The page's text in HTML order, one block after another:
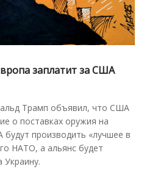
заплатит за США
Трамп объявил, что США
о поставках оружия на
производить «лучшее в
НАТО, а альянс будет
Украину.